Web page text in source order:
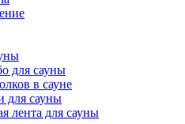
для сауны
в сауне
для сауны
лента для сауны